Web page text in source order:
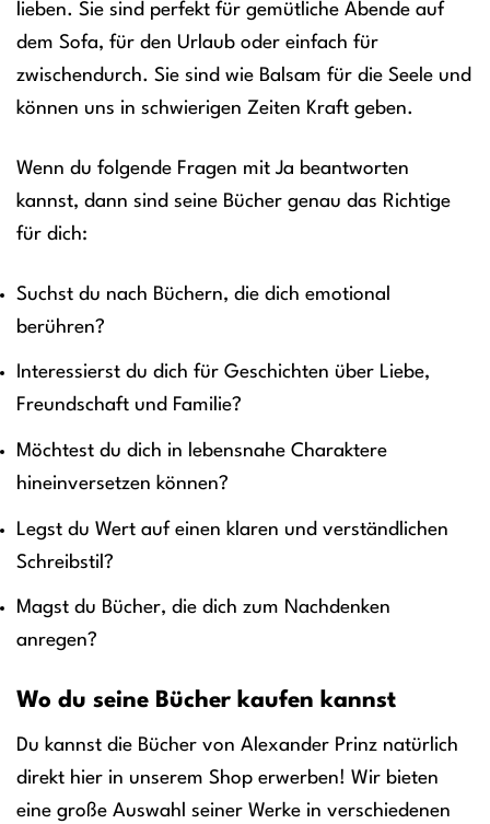
lieben. Sie sind perfekt für gemütliche Abende auf
dem Sofa, für den Urlaub oder einfach für
zwischendurch. Sie sind wie Balsam für die Seele und
können uns in schwierigen Zeiten Kraft geben.
Wenn du folgende Fragen mit Ja beantworten
kannst, dann sind seine Bücher genau das Richtige
für dich:
Suchst du nach Büchern, die dich emotional
berühren?
Interessierst du dich für Geschichten über Liebe,
Freundschaft und Familie?
Möchtest du dich in lebensnahe Charaktere
hineinversetzen können?
Legst du Wert auf einen klaren und verständlichen
Schreibstil?
Magst du Bücher, die dich zum Nachdenken
anregen?
Wo du seine Bücher kaufen kannst
Du kannst die Bücher von Alexander Prinz natürlich
direkt hier in unserem Shop erwerben! Wir bieten
eine große Auswahl seiner Werke in verschiedenen